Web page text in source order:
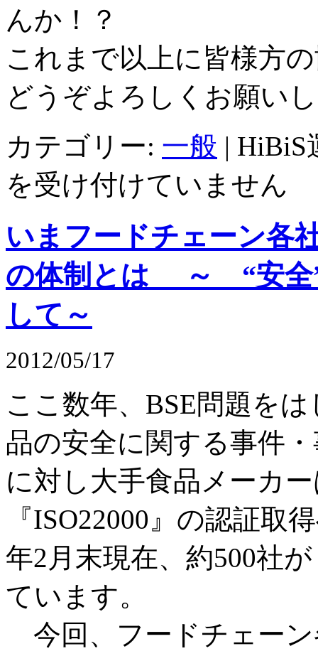
んか！？
これまで以上に皆様方
どうぞよろしくお願い
カテゴリー: 一般 | HiBiS
を受け付けていません
いまフードチェーン各
の体制とは ～ “安全”
して～
2012/05/17
ここ数年、BSE問題を
品の安全に関する事件
に対し大手食品メーカ
『ISO22000』の認証
年2月末現在、約500社
ています。
今回、フードチェー